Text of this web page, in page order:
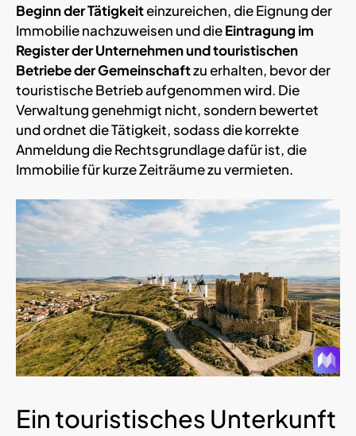
Beginn der Tätigkeiteinzureichen, die Eignung der
Immobilie nachzuweisen und dieEintragung im
Register der Unternehmen und touristischen
Betriebe der Gemeinschaftzu erhalten, bevor der
touristische Betrieb aufgenommen wird. Die
Verwaltung genehmigt nicht, sondern bewertet
und ordnet die Tätigkeit, sodass die korrekte
Anmeldung die Rechtsgrundlage dafür ist, die
Immobilie für kurze Zeiträume zu vermieten.
Ein touristisches Unterkunft